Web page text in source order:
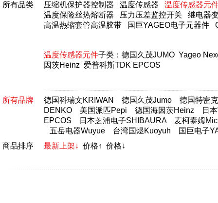
所有品类 压缩机保护器控制器 温度传感器
温度传感器元
温度保险丝热熔断器
压力压差监控开关
继电器
高温热缩套管高温胶带
国巨YAGEO电子元器件
温度传感器元件子类： 德国久茂JUMO Yageo
因茨Heinz 爱普科斯TDK EPCOS
所有品牌 德国科瑞文KRIWAN 德国久茂Jumo
德国特密
DENKO
美国派匹Pepi 德国海因茨Heinz
日
EPCOS
日本芝浦电子SHIBAURA
麦柯泰姆
五岳电器Wuyue
台湾国煜Kuoyuh
国巨电子
商品排序
最新上架↓ 价格↑ 价格↓